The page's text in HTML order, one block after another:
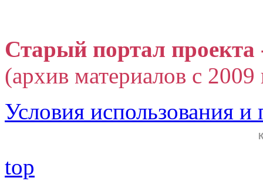
Старый портал
(архив материалов с
Условия использования
top